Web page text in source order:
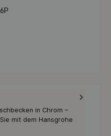
in Chrom –
mit dem Hansgrohe